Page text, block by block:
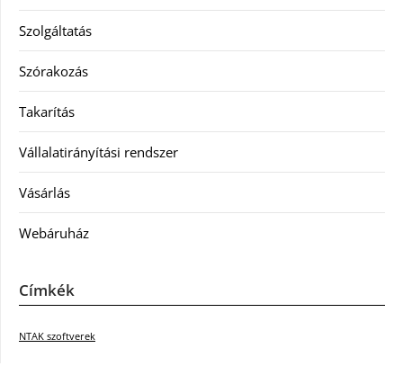
Szolgáltatás
Szórakozás
Takarítás
Vállalatirányítási rendszer
Vásárlás
Webáruház
Címkék
NTAK szoftverek